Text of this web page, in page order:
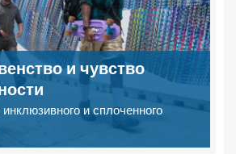
и чувство
и сплоченного